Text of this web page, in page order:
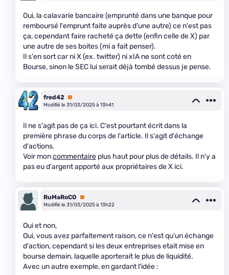
Oui, la calavarie bancaire (emprunté dans une banque pour
remboursé l'emprunt faite auprès d'une autre) ce n'est pas
ça, cependant faire racheté ça dette (enfin celle de X) par
une autre de ses boites (mi a fait penser).
Il s'en sort car ni X (ex. twitter) ni xIA ne sont coté en
Bourse, sinon le SEC lui serait déjà tombé dessus je pense.
fred42 Premium
Modifié le 31/03/2025 à 13h41
Il ne s'agit pas de ça ici. C'est pourtant écrit dans la
première phrase du corps de l'article. Il s'agit d'échange
d'actions.
Voir moncommentaire plus haut pour plus de détails. Il n'y a
pas eu d'argent apporté aux propriétaires de X ici.
RuMaRoCO
Premium
Modifié le 31/03/2025 à 13h22
Oui et non,
Oui, vous avez parfaitement raison, ce n'est qu'un échange
d'action, cependant si les deux entreprises etait mise en
bourse demain, laquelle aporterait le plus de liquidité.
Avec un autre exemple, en gardant l'idée :